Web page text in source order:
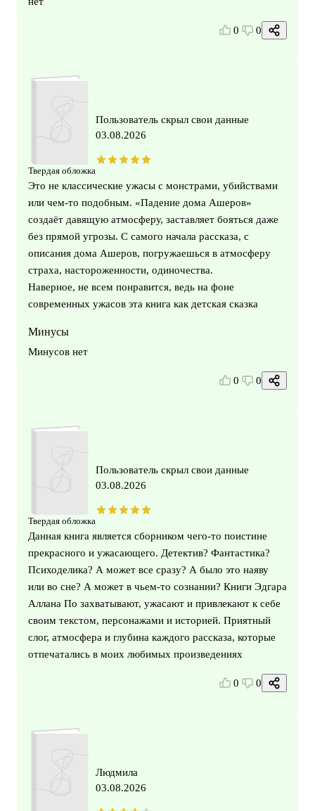
0 0
Твердая обложка
Пользователь скрыл свои данные
03.08.2026
Это не классические ужасы с монстрами, убийствами
или чем-то подобным. «Падение дома Ашеров»
создаёт давящую атмосферу, заставляет бояться даже
без прямой угрозы. С самого начала рассказа, с
описания дома Ашеров, погружаешься в атмосферу
страха, настороженности, одиночества.
Наверное, не всем понравится, ведь на фоне
современных ужасов эта книга как детская сказка
Минусы
Минусов нет
0 0
Твердая обложка
Пользователь скрыл свои данные
03.08.2026
Данная книга является сборником чего-то поистине
прекрасного и ужасающего. Детектив? Фантастика?
Психоделика? А может все сразу? А было это наяву
или во сне? А может в чьем-то сознании? Книги Эдгара
Аллана По захватывают, ужасают и привлекают к себе
своим текстом, персонажами и историей. Приятный
слог, атмосфера и глубина каждого рассказа, которые
отпечатались в моих любимых произведениях
0 0
Людмила
03.08.2026